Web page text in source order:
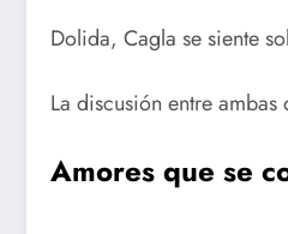
Dolida, Cagla se siente
La discusión entre
Amores que se